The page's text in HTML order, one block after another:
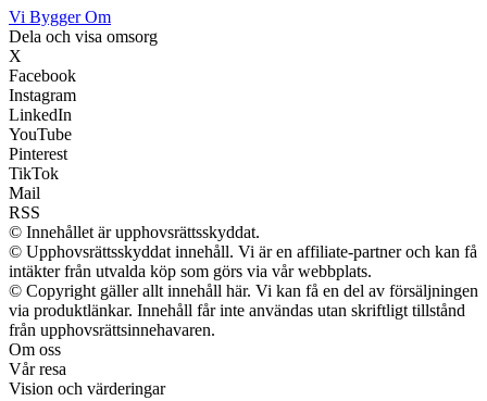
Vi Bygger Om
Dela och visa omsorg
X
Facebook
Instagram
LinkedIn
YouTube
Pinterest
TikTok
Mail
RSS
© Innehållet är upphovsrättsskyddat.
© Upphovsrättsskyddat innehåll. Vi är en affiliate-partner och kan få
intäkter från utvalda köp som görs via vår webbplats.
© Copyright gäller allt innehåll här. Vi kan få en del av försäljningen
via produktlänkar. Innehåll får inte användas utan skriftligt tillstånd
från upphovsrättsinnehavaren.
Om oss
Vår resa
Vision och värderingar